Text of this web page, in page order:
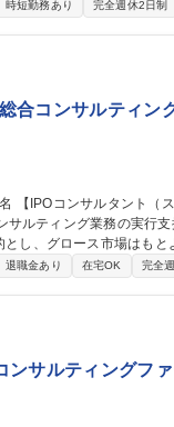
ネットワークを活用し、
時短勤務あり 完全週休2日制
合コンサルティン
し、グロース市場はも
ーアップを近くで支えら
（スタッフ）】総合コンサ
退職金あり 在宅OK 完全
ンサルティングフ